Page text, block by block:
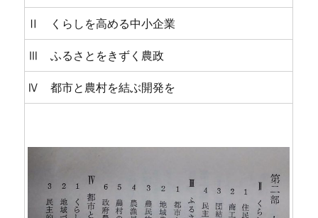
Ⅱ くらしを高める中小企業
Ⅲ ふるさとをきずく農政
Ⅳ 都市と農村を結ぶ開発を